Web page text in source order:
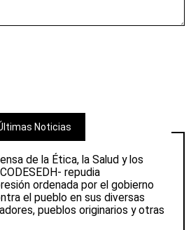
Noticias
de la Ética, la Salud y los
repudia
ordenada por el gobierno
el pueblo en sus diversas
pueblos originarios y otras